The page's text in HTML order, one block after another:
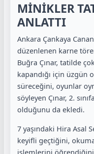
MİNİKLER
ANLATTI
Ankara Çankaya
düzenlenen karne
Buğra Çınar, tatilde
kapandığı için üzgün
süreceğini, oyunlar
söyleyen Çınar, 2.
olduğunu da ekledi.
7 yaşındaki Hira Asal
keyifli geçtiğini,
işlemlerini